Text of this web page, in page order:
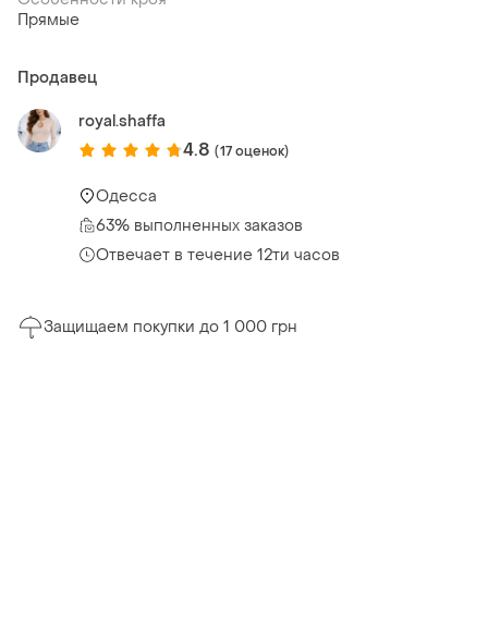
Прямые
Продавец
royal.shaffa
4.8 (17 оценок)
Одесса
63% выполненных заказов
Отвечает в течение 12ти часов
Защищаем покупки до 1 000 грн